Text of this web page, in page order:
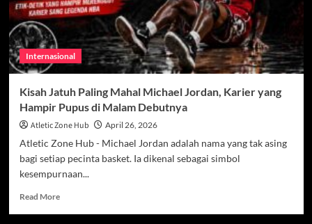
Internasional
Kisah Jatuh Paling Mahal Michael Jordan, Karier yang
Hampir Pupus di Malam Debutnya
Atletic Zone Hub April 26, 2026
Atletic Zone Hub - Michael Jordan adalah nama yang tak asing
bagi setiap pecinta basket. Ia dikenal sebagai simbol
kesempurnaan...
Read MoreRead